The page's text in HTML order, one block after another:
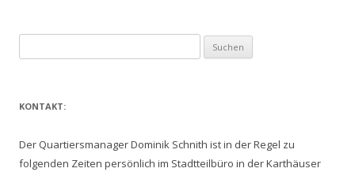
nach:
KONTAKT:
Der Quartiersmanager Dominik Schnith ist in der Regel zu
folgenden Zeiten persönlich im Stadtteilbüro in der Karthäuser